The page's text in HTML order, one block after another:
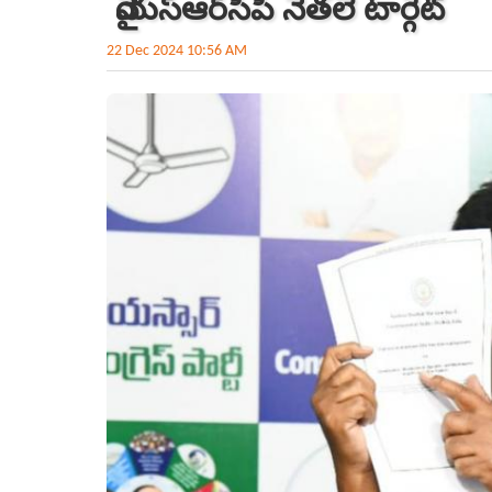
వైయ‌స్ఆర్‌సీపీ నేతలే టార్గెట్‌
22 Dec 2024 10:56 AM